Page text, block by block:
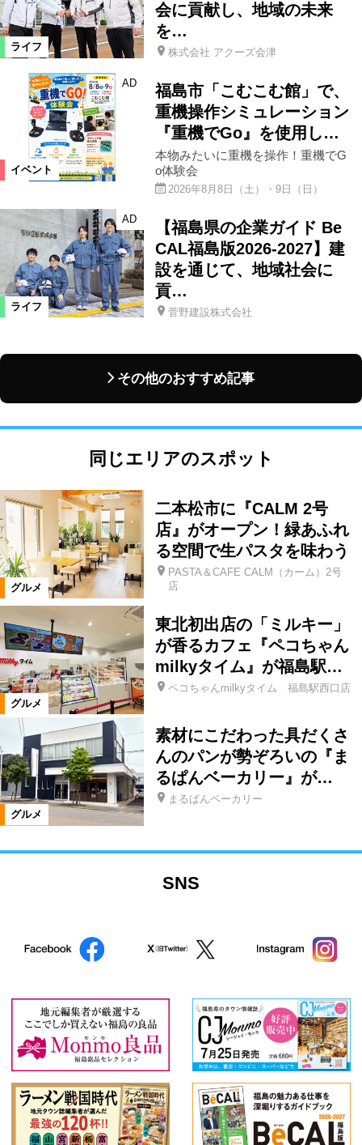
ライフ
会に貢献し、地域の未来
を…
株式会社 アクーズ会津
イベント
AD
福島市「こむこむ館」で、
重機操作シミュレーション
『重機でGo』を使用し…
本物みたいに重機を操作！重機でG
o体験会
2026年8月8日（土）・9日（日）
ライフ
AD
【福島県の企業ガイド Be
CAL福島版2026-2027】建
設を通じて、地域社会に
貢…
菅野建設株式会社
その他のおすすめ記事
同じエリアのスポット
グルメ
二本松市に『CALM 2号
店』がオープン！緑あふれ
る空間で生パスタを味わう
PASTA＆CAFE CALM（カーム）2号
店
グルメ
東北初出店の「ミルキー」
が香るカフェ『ペコちゃん
milkyタイム』が福島駅…
ペコちゃんmilkyタイム 福島駅西口店
グルメ
素材にこだわった具だくさ
んのパンが勢ぞろいの『ま
るぱんベーカリー』が…
まるぱんベーカリー
SNS